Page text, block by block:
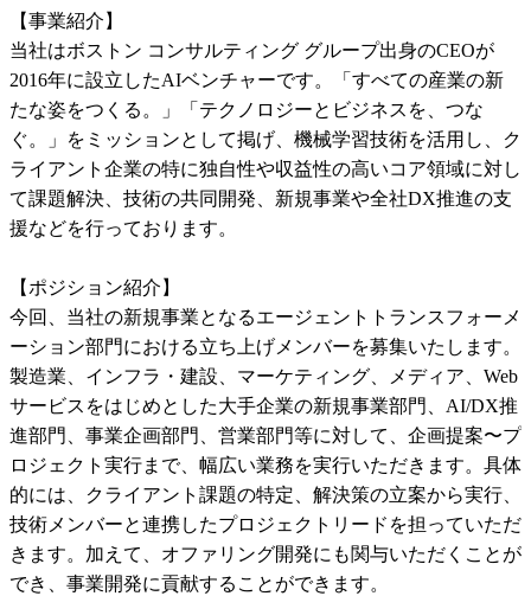
【事業紹介】
当社はボストン コンサルティング グループ出身のCEOが
2016年に設立したAIベンチャーです。「すべての産業の新
たな姿をつくる。」「テクノロジーとビジネスを、つな
ぐ。」をミッションとして掲げ、機械学習技術を活用し、ク
ライアント企業の特に独自性や収益性の高いコア領域に対し
て課題解決、技術の共同開発、新規事業や全社DX推進の支
援などを行っております。
【ポジション紹介】
今回、当社の新規事業となるエージェントトランスフォーメ
ーション部門における立ち上げメンバーを募集いたします。
製造業、インフラ・建設、マーケティング、メディア、Web
サービスをはじめとした大手企業の新規事業部門、AI/DX推
進部門、事業企画部門、営業部門等に対して、企画提案〜プ
ロジェクト実行まで、幅広い業務を実行いただきます。具体
的には、クライアント課題の特定、解決策の立案から実行、
技術メンバーと連携したプロジェクトリードを担っていただ
きます。加えて、オファリング開発にも関与いただくことが
でき、事業開発に貢献することができます。